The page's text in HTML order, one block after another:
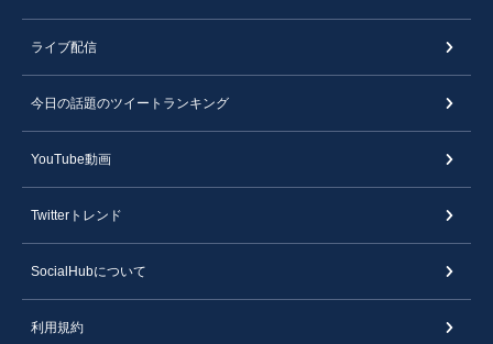
ライブ配信
今日の話題のツイートランキング
YouTube動画
Twitterトレンド
SocialHubについて
利用規約